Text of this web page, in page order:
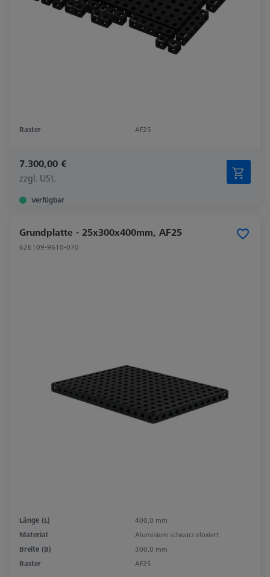
Raster AF25
7.300,00 €
zzgl. USt.
Verfügbar
Grundplatte - 25x300x400mm, AF25
626109-9610-070
Länge (L)
400,0 mm
Material
Aluminium schwarz eloxiert
Breite (B)
300,0 mm
Raster
AF25